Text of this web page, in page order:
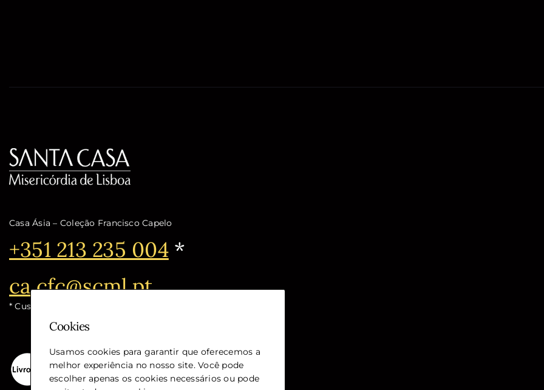
Casa Ásia – Coleção Francisco Capelo
Telefone:
+351 213 235 004*
Email:
ca.cfc@scml.pt
* Custo de chamada para a rede fixa nacional
Cookies
Usamos cookies para garantir que oferecemos a
melhor experiência no nosso site. Você pode
escolher apenas os cookies necessários ou pode